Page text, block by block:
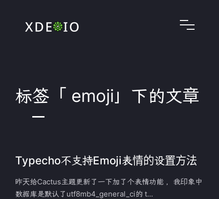
标签「 emoji」下的文章
Typecho不支持Emoji表情的设置方法
昨天给Cactus主题更新了一下加了个表情功能 ，我印象中
数据库是默认了utf8mb4_general_ci的 t...